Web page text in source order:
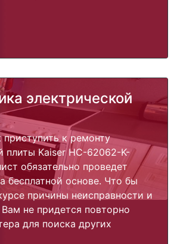
электрической
к ремонту
плиты Kaiser HC-62062-K-
обязательно проведет
бесплатной основе. Что бы
причины неисправности и
не придется повторно
для поиска других